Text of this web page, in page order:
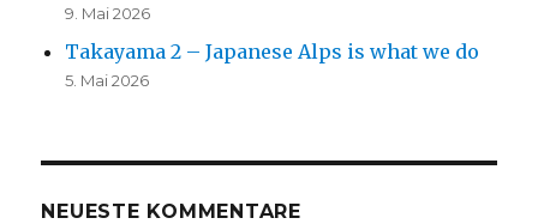
9. Mai 2026
Takayama 2 – Japanese Alps is what we do
5. Mai 2026
NEUESTE KOMMENTARE